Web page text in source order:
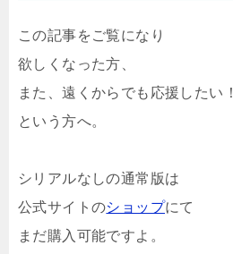
この記事をご覧になり
欲しくなった方、
また、遠くからでも応援したい！
という方へ。
シリアルなしの通常版は
公式サイトのショップにて
まだ購入可能ですよ。